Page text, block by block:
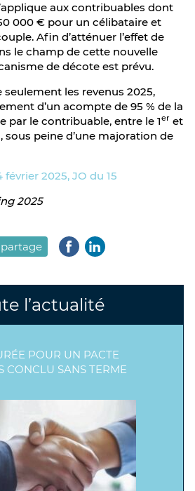
aux contribuables dont
000 € pour un célibataire et
Afin d’atténuer l’effet de
le champ de cette nouvelle
de décote est prévu.
seulement les revenus 2025,
d’un acompte de 95 % de la
par le contribuable, entre le 1er et
sous peine d’une majoration de
février 2025, JO du 15
2025
partage
l’actualité
POUR UN PACTE
CONCLU SANS TERME